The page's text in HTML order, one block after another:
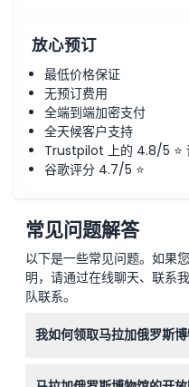
放心预订
最低价格保证
无预订费用
全端到端加密支付
全天候客户支持
Trustpilot 上的 4.8/5 ⭐
谷歌评分 4.7/5 ⭐
常见问题解答
以下是一些常见问题。如果
明，请通过在线聊天、联系
队联系。
我如何领取马拉加俄罗斯博